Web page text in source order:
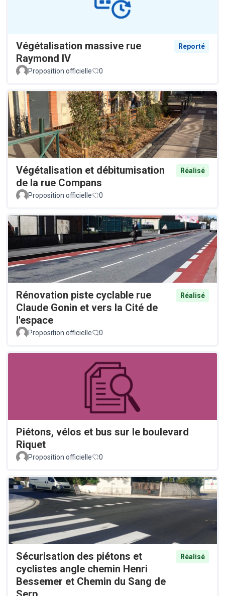
Végétalisation massive rue
Raymond IV
Reporté
Proposition officielle 0
Végétalisation et débitumisation
de la rue Compans
Réalisé
Proposition officielle 0
Rénovation piste cyclable rue
Claude Gonin et vers la Cité de
l'espace
Réalisé
Proposition officielle 0
Piétons, vélos et bus sur le boulevard
Riquet
Proposition officielle 0
Sécurisation des piétons et
cyclistes angle chemin Henri
Bessemer et Chemin du Sang de
Réalisé